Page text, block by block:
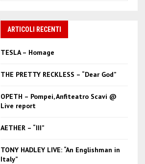
h
f
ARTICOLI RECENTI
TESLA – Homage
THE PRETTY RECKLESS – “Dear God”
OPETH – Pompei, Anfiteatro Scavi @
Live report
AETHER – “III”
TONY HADLEY LIVE: “An Englishman in
Italy”